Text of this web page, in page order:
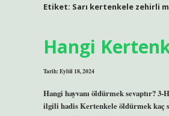
Etiket: Sarı kertenkele zehirli
Hangi
Tarih: Eylül 18, 2024
Hangi hayvanı öldürmek sevaptır?
ilgili hadis Kertenkele öldürmek kaç